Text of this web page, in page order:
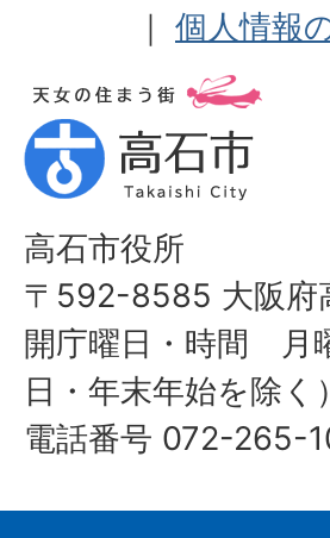
｜ 個人情報
高石市役所
〒592-8585 大阪府
開庁曜日・時間 月
日・年末年始を除く）
電話番号 072-265-